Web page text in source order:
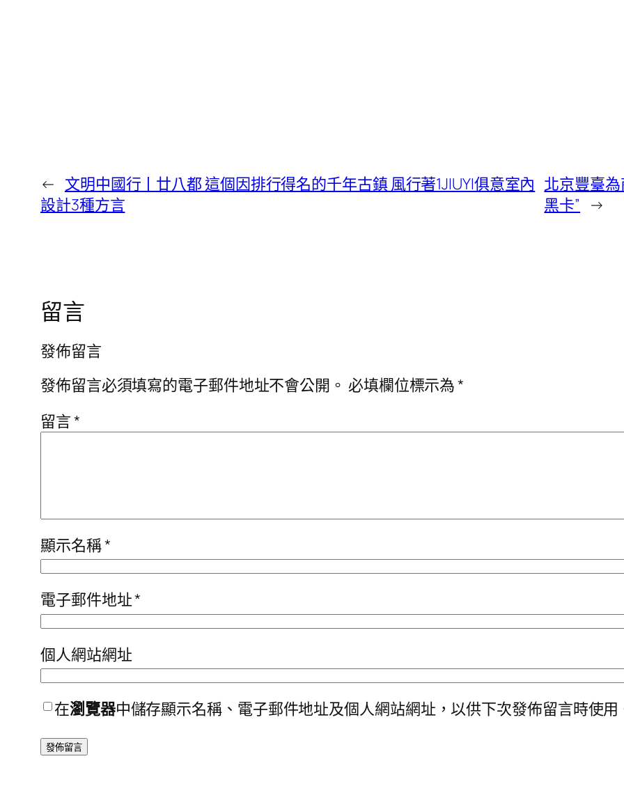
← 文明中國行丨廿八都 這個因排行得名的千年古鎮 風行著1JIUYI俱意室內
設計3種方言
北京豐臺
黑卡” →
留言
發佈留言
發佈留言必須填寫的電子郵件地址不會公開。 必填欄位標示為*
留言*
顯示名稱*
電子郵件地址*
個人網站網址
在瀏覽器中儲存顯示名稱、電子郵件地址及個人網站網址，以供下次發佈留言時使用